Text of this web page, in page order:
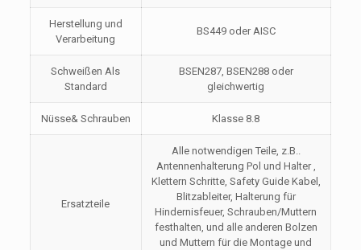
Herstellung und
Verarbeitung
BS449 oder AISC
Schweißen Als
Standard
BSEN287, BSEN288 oder
gleichwertig
Nüsse& Schrauben Klasse 8.8
Ersatzteile
Alle notwendigen Teile, z.B..
Antennenhalterung Pol und Halter ,
Klettern Schritte, Safety Guide Kabel,
Blitzableiter, Halterung für
Hindernisfeuer, Schrauben/Muttern
festhalten, und alle anderen Bolzen
und Muttern für die Montage und